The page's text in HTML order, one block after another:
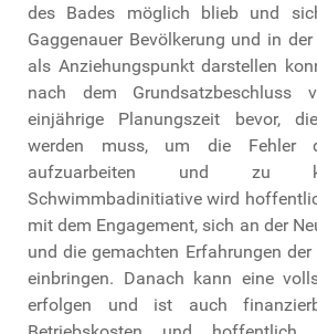
des Bades möglich blieb und
Gaggenauer Bevölkerung und in
als Anziehungspunkt darstellen
nach dem Grundsatzbeschluss
einjährige Planungszeit bevor,
werden muss, um die Fehler
aufzuarbeiten und zu
Schwimmbadinitiative wird
mit dem Engagement, sich an der
und die gemachten Erfahrungen
einbringen. Danach kann eine
erfolgen und ist auch